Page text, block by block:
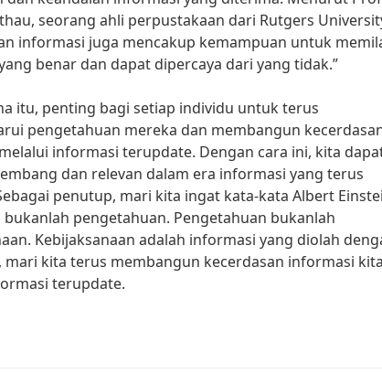
seorang ahli perpustakaan dari Rutgers
informasi juga mencakup kemampuan untuk
benar dan dapat dipercaya dari yang tidak.”
itu, penting bagi setiap individu untuk terus
pengetahuan mereka dan membangun
informasi terupdate. Dengan cara ini, kita
dan relevan dalam era informasi yang terus
penutup, mari kita ingat kata-kata Albert
bukanlah pengetahuan. Pengetahuan bukanlah
Kebijaksanaan adalah informasi yang diolah
mari kita terus membangun kecerdasan informasi
terupdate.